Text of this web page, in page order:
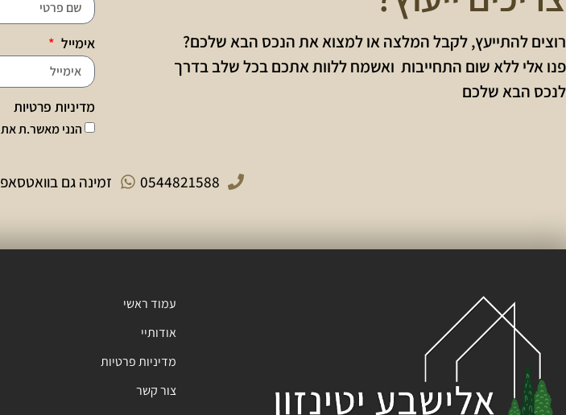
רוצים להתייעץ, לקבל המלצה או למצוא את הנכס הבא שלכם?
פנו אלי ללא שום התחייבות ואשמח ללוות אתכם בכל שלב בדרך
לנכס הבא שלכם
אימייל
מדיניות פרטיות
הנני מאשר.ת את
0544821588 זמינה גם בוואטסאפ
עמוד ראשי
אודותיי
מדיניות פרטיות
צור קשר